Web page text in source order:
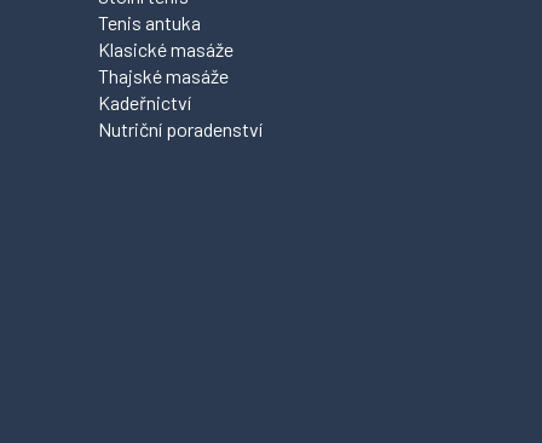
Tenis antuka
Klasické masáže
Thajské masáže
Kadeřnictví
Nutriční poradenství